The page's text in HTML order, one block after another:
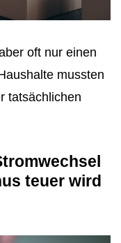
oft nur einen
mussten
tatsächlichen
teuer wird